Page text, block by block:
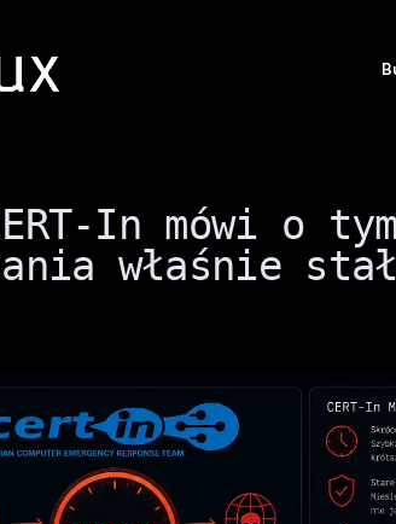
In mówi o
właśnie